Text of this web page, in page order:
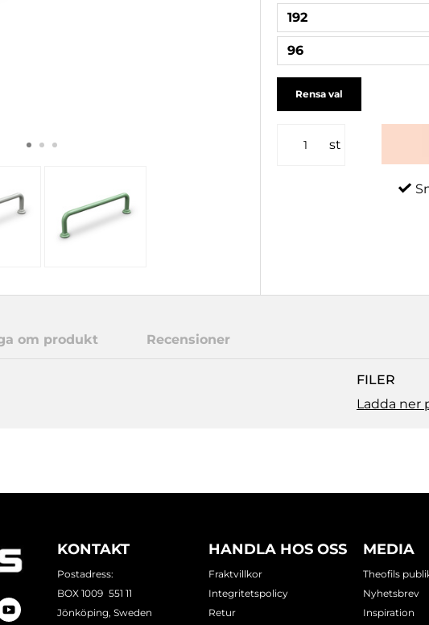
192
96
Rensa val
st
om produkt Recensioner
FILER
Ladda ner
KONTAKT
Postadress:
BOX 1009 551 11
Jönköping, Sweden
HANDLA HOS OSS
Fraktvillkor
Integritetspolicy
Retur
MEDIA
Theofils
Nyhetsbrev
Inspiration